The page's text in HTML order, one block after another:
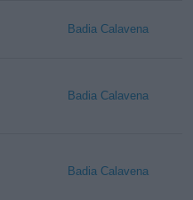
Badia Calavena
Badia Calavena
Badia Calavena